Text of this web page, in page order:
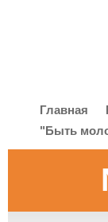
Главная
"Быть